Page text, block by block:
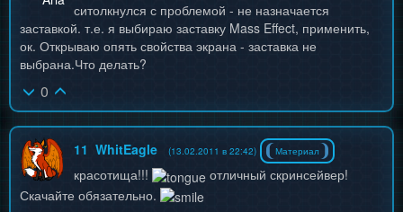
ситолкнулся с проблемой - не назначается
заставкой. т.е. я выбираю заставку Mass Effect, применить,
ок. Открываю опять свойства экрана - заставка не
выбрана.Что делать?
0
11 WhitEagle (13.02.2011 в 22:42) Материал
красотища!!!
отличный скринсейвер!
Скачайте обязательно.